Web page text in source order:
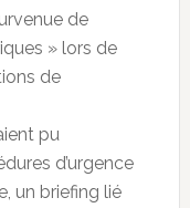
de
» lors de
de
pu
d’urgence
un briefing lié